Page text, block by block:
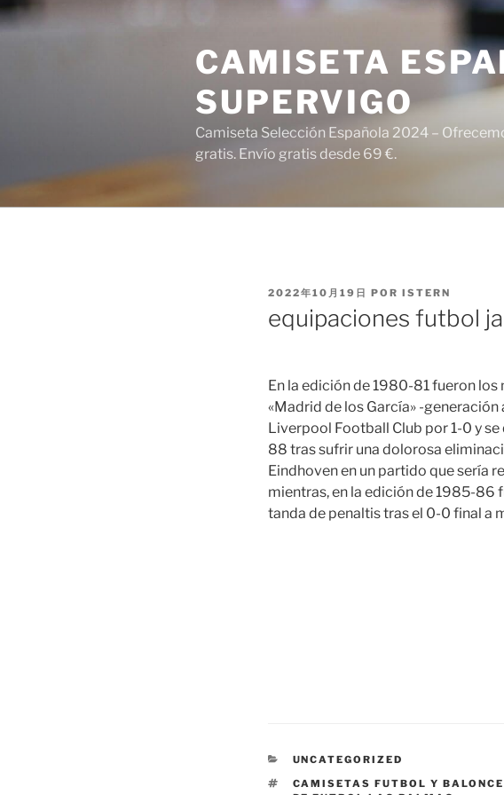
Saltar
al
CAMISETA
SUPERVIGO
Camiseta Selección Española 2024 –
gratis. Envío gratis desde 69 €.
PUBLICADO
2022年10月19日 POR ISTERN
equipaciones futbol
En la edición de 1980-81 fueron
«Madrid de los García» -
Liverpool Football Club por 1-0 y
88 tras sufrir una dolorosa
Eindhoven en un partido que sería
mientras, en la edición de 1985-86
tanda de penaltis tras el 0-0 final a
CATEGORÍAS
UNCATEGORIZED
ETIQUETAS
CAMISETAS FUTBOL Y